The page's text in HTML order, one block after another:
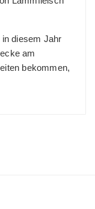
diesem Jahr
am
bekommen,